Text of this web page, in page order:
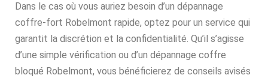
Dans le cas où vous auriez besoin d’un dépannage
coffre-fort Robelmont rapide, optez pour un service qui
garantit la discrétion et la confidentialité. Qu’il s’agisse
d’une simple vérification ou d’un dépannage coffre
bloqué Robelmont, vous bénéficierez de conseils avisés